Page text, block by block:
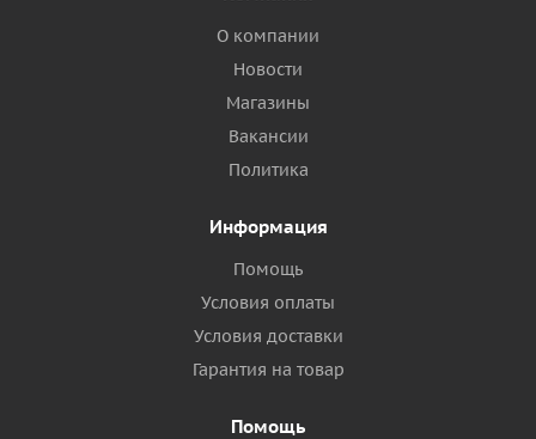
О компании
Новости
Магазины
Вакансии
Политика
Информация
Помощь
Условия оплаты
Условия доставки
Гарантия на товар
Помощь